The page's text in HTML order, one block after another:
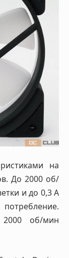
на
До 2000 об/
и до 0,3 А
2000 об/мин